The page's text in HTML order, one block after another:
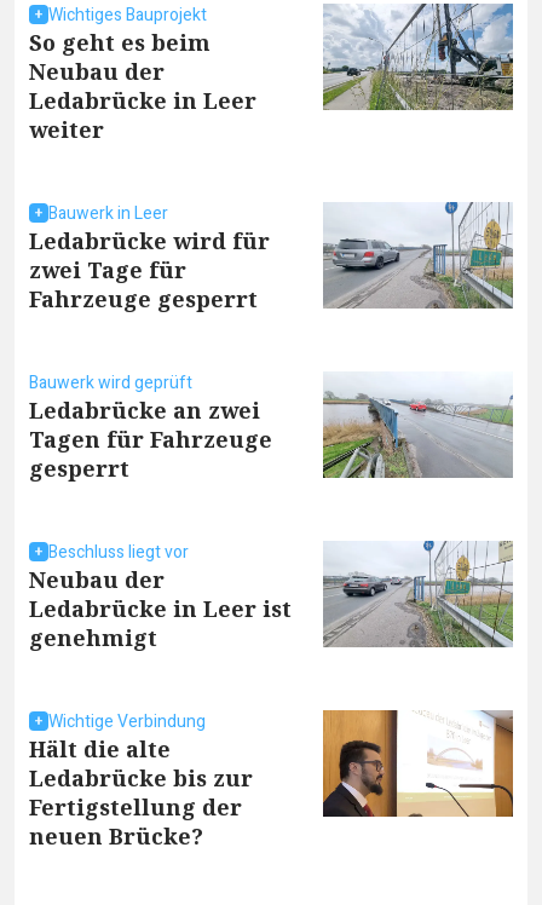
Wichtiges Bauprojekt
So geht es beim
Neubau der
Ledabrücke in Leer
weiter
Bauwerk in Leer
Ledabrücke wird für
zwei Tage für
Fahrzeuge gesperrt
Bauwerk wird geprüft
Ledabrücke an zwei
Tagen für Fahrzeuge
gesperrt
Beschluss liegt vor
Neubau der
Ledabrücke in Leer ist
genehmigt
Wichtige Verbindung
Hält die alte
Ledabrücke bis zur
Fertigstellung der
neuen Brücke?